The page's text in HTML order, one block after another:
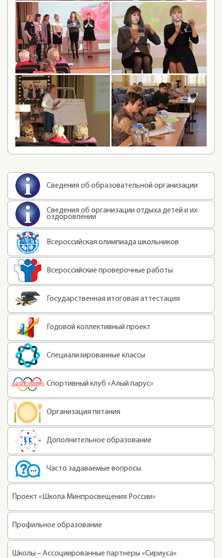
Сведения об образовательной организации
Сведения об организации отдыха детей и их
оздоровлении
Всероссийская олимпиада школьников
Всероссийские проверочные работы
Государственная итоговая аттестация
Годовой коллективный проект
Специализированные классы
Спортивный клуб «Алый парус»
Организация питания
Дополнительное образование
Часто задаваемые вопросы
Проект «Школа Минпросвещения России»
Профильное образование
Школы – Ассоциированные партнеры «Сириуса»